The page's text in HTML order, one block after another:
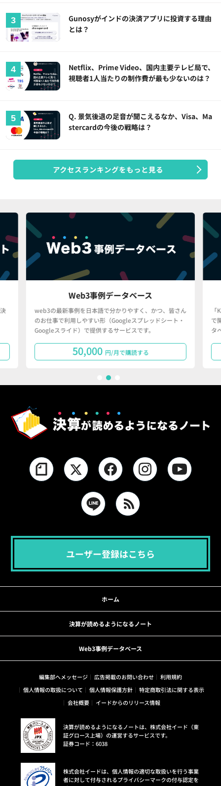
Gunosyがインドの決済アプリに投資する理由
とは？
Netflix、Prime Video、国内主要テレビ局で、
視聴者1人当たりの制作費が最も少ないのは？
Q. 景気後退の足音が聞こえるなか、Visa、Ma
stercardの今後の戦略は？
アクセスランキングをもっと見る
Web3事例データベース
web3の最新事例を日本語で分かりやすく、かつ、皆さん
のお仕事で利用しやすい形（Googleスプレッドシート・
Googleスライド）で提供するサービスです。
50,000 円/月で購読する
で
タ
ユーザー登録はこちら
ホーム
決算が読めるようになるノート
Web3事例データベース
編集部へメッセージ 広告掲載のお問い合わせ
利用規約
個人情報の取扱について
個人情報保護方針
特定商取引法に関する表示
会社概要
イードからのリリース情報
決算が読めるようになるノートは、株式会社イード（東
証グロース上場）の運営するサービスです。
証券コード：6038
株式会社イードは、個人情報の適切な取扱いを行う事業
者に対して付与されるプライバシーマークの付与認定を